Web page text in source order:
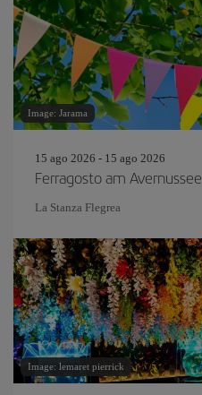
Image: Jarama
15 ago 2026 - 15 ago 2026
Ferragosto am Avernussee
La Stanza Flegrea
Image: lemaret pierrick